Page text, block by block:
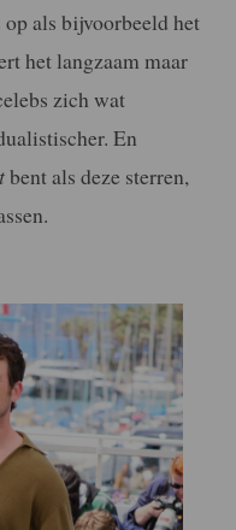
als bijvoorbeeld het
het langzaam maar
zich wat
En
bent als deze sterren,